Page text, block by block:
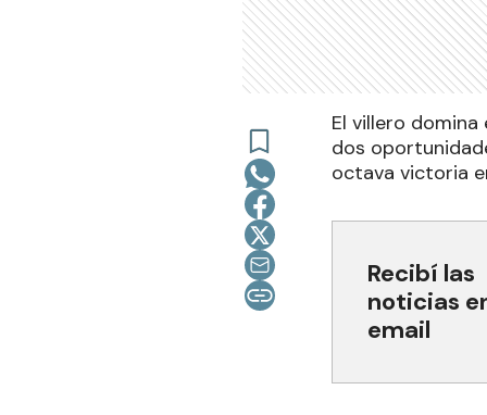
El villero
dos
octava victoria
Recibí las
noticias
email